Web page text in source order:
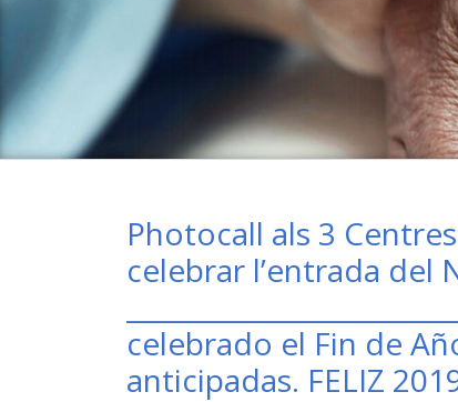
Photocall als 3
celebrar l’entrada del
celebrado el Fin de
anticipadas. FELIZ